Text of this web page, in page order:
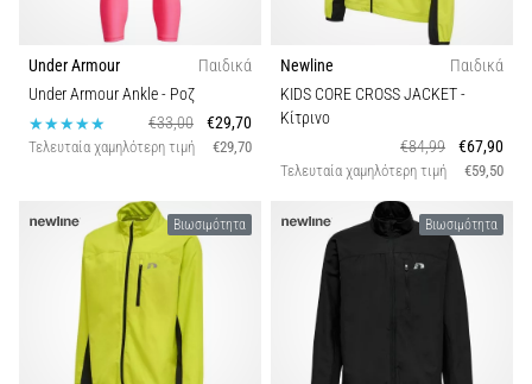
Εμφάνιση
όλων
των
Under Armour
Παιδικά
Under Armour Ankle- Ροζ
€33,00
€29,70
Τελευταία χαμηλότερη τιμή €29,70
Newline
Παιδικά
KIDS CORE CROSS JACKET-
Κίτρινο
€84,99
€67,90
Τελευταία χαμηλότερη τιμή €59,50
Βιωσιμότητα Βιωσιμότητα